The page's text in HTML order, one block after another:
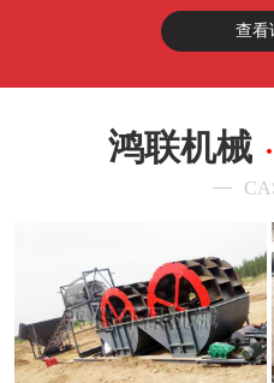
查看
鸿联机械